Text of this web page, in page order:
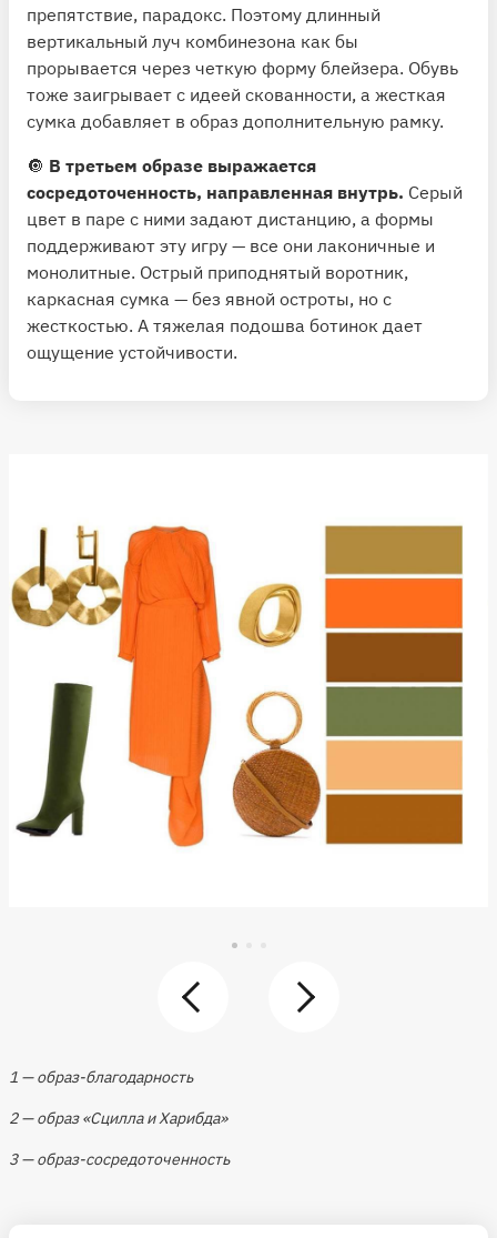
препятствие, парадокс. Поэтому длинный
вертикальный луч комбинезона как бы
прорывается через четкую форму блейзера. Обувь
тоже заигрывает с идеей скованности, а жесткая
сумка добавляет в образ дополнительную рамку.
🔘 В третьем образе выражается
сосредоточенность, направленная внутрь. Серый
цвет в паре с ними задают дистанцию, а формы
поддерживают эту игру — все они лаконичные и
монолитные. Острый приподнятый воротник,
каркасная сумка — без явной остроты, но с
жесткостью. А тяжелая подошва ботинок дает
ощущение устойчивости.
1 — образ-благодарность
2 — образ «Сцилла и Харибда»
3 — образ-сосредоточенность